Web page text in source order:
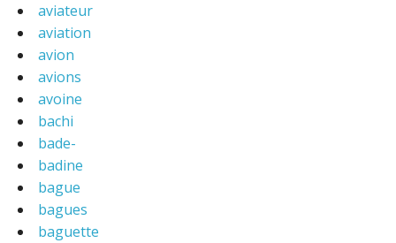
aviateur
aviation
avion
avions
avoine
bachi
bade-
badine
bague
bagues
baguette